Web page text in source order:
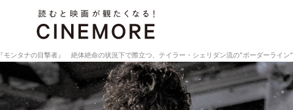
『モンタナの目撃者』 絶体絶命の状況下で際立つ、テイラー・シェリダン流の”ボーダーライン”